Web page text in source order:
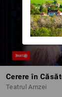
Cerere în
Teatrul Amzei